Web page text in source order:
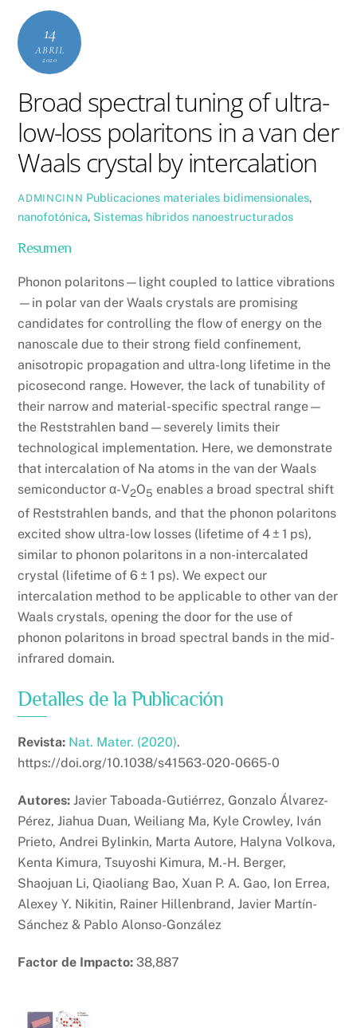
14
ABRIL
2020
Broad spectral tuning of ultra-
low-loss polaritons in a van der
Waals crystal by intercalation
ADMINCINN Publicaciones materiales bidimensionales,
nanofotónica, Sistemas híbridos nanoestructurados
Resumen
Phonon polaritons—light coupled to lattice vibrations
—in polar van der Waals crystals are promising
candidates for controlling the flow of energy on the
nanoscale due to their strong field confinement,
anisotropic propagation and ultra-long lifetime in the
picosecond range. However, the lack of tunability of
their narrow and material-specific spectral range—
the Reststrahlen band—severely limits their
technological implementation. Here, we demonstrate
that intercalation of Na atoms in the van der Waals
semiconductor α-V2O5 enables a broad spectral shift
of Reststrahlen bands, and that the phonon polaritons
excited show ultra-low losses (lifetime of 4 ± 1 ps),
similar to phonon polaritons in a non-intercalated
crystal (lifetime of 6 ± 1 ps). We expect our
intercalation method to be applicable to other van der
Waals crystals, opening the door for the use of
phonon polaritons in broad spectral bands in the mid-
infrared domain.
Detalles de la Publicación
Revista: Nat. Mater. (2020).
https://doi.org/10.1038/s41563-020-0665-0
Autores:Javier Taboada-Gutiérrez, Gonzalo Álvarez-
Pérez, Jiahua Duan, Weiliang Ma, Kyle Crowley, Iván
Prieto, Andrei Bylinkin, Marta Autore, Halyna Volkova,
Kenta Kimura, Tsuyoshi Kimura, M.-H. Berger,
Shaojuan Li, Qiaoliang Bao, Xuan P. A. Gao, Ion Errea,
Alexey Y. Nikitin, Rainer Hillenbrand, Javier Martín-
Sánchez & Pablo Alonso-González
Factor de Impacto: 38,887